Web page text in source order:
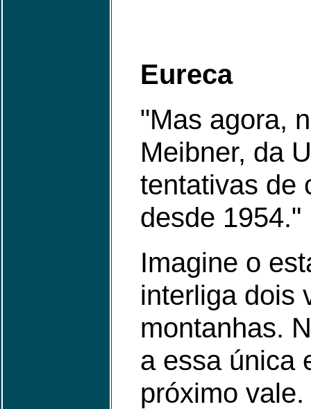
Eureca
"Mas agora,
Meibner, da
tentativas de
desde 1954."
Imagine o
interliga dois
montanhas.
a essa única
próximo vale.